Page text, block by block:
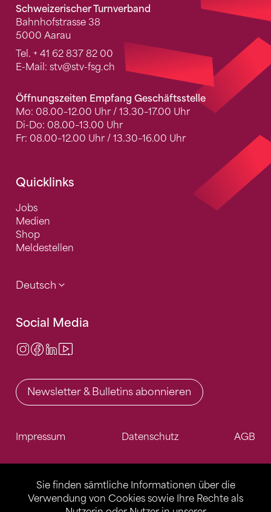
Sie finden sämtliche Informationen über die
Verwendung von Cookies sowie Ihre Rechte als
Schweizerischer Turnverband
Bahnhofstrasse 38
5000 Aarau
Tel. + 41 62 837 82 00
E-Mail: stv@stv-fsg.ch
Öffnungszeiten Empfang Geschäftsstelle
Mo: 08.00–12.00 Uhr / 13.30–17.00 Uhr
Di-Do: 08.00–13.00 Uhr
Fr: 08.00–12.00 Uhr / 13.30–16.00 Uhr
Quicklinks
Jobs
Medien
Shop
Meldestellen
Deutsch
Social Media
Instagram
Facebook
LinkedIn
Newsletter & Bulletins abonnieren
Impressum Datenschutz AGB